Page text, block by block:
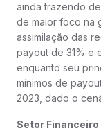
ainda trazendo
de maior foco na
assimilação das
payout de 31% e
enquanto seu
mínimos de
2023, dado o
Setor